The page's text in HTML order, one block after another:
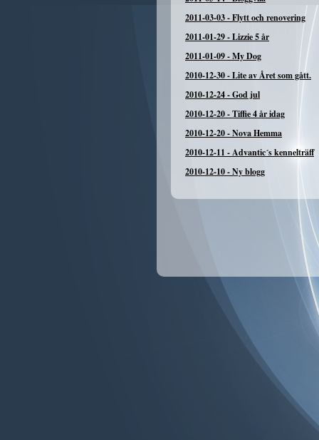
2011-03-03-Flytt och renovering
2011-01-29-Lizzie 5 år
2011-01-09-My Dog
2010-12-30-Lite av Året som gått.
2010-12-24-God jul
2010-12-20-Tiffie 4 år idag
2010-12-20-Nova Hemma
2010-12-11 -Advantic´s kennelträff
2010-12-10-Ny blogg